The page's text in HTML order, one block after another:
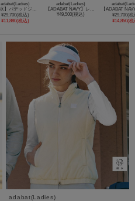
adabat(Ladies)
¥29,700(税込)
¥11,880(税込)
adabat(Ladies)
¥49,500(税込)
¥29,700(税
¥14,850(税
adabat(Ladies)